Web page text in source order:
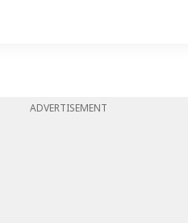
ADVERTISEMENT